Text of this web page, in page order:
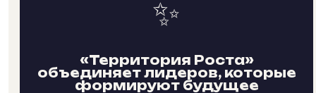
✨
«Территория Роста»
объединяет лидеров, которые
формируют будущее